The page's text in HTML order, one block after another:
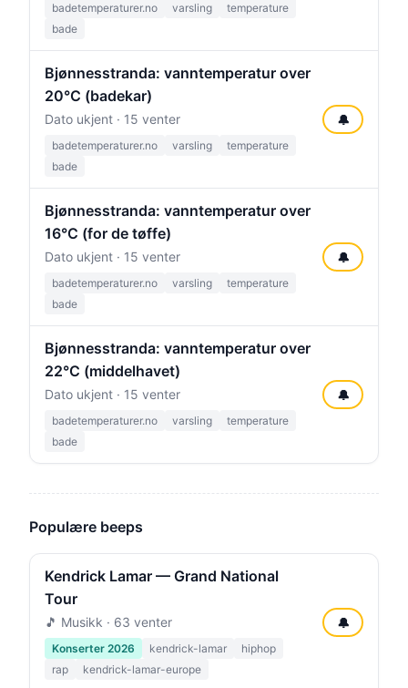
badetemperaturer.no varsling
temperature
bade
Bjønnesstranda: vanntemperatur over
20°C (badekar)
Dato ukjent · 15 venter
badetemperaturer.no varsling
temperature
bade
🔔
Bjønnesstranda: vanntemperatur over
16°C (for de tøffe)
Dato ukjent · 15 venter
badetemperaturer.no varsling
temperature
bade
🔔
Bjønnesstranda: vanntemperatur over
22°C (middelhavet)
Dato ukjent · 15 venter
badetemperaturer.no varsling
temperature
bade
🔔
Populære beeps
Kendrick Lamar — Grand National
Tour
🎵 Musikk · 63 venter
Konserter 2026 kendrick-lamar
hiphop
rap
kendrick-lamar-europe
🔔